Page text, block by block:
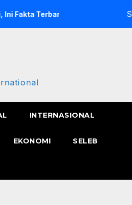
Semangat Pak
INTERNASIONAL
EKONOMI SELEB